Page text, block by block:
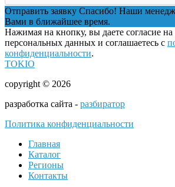
Отправить заявку Спасибо! Наши
Вами в ближайшее время.
Нажимая на кнопку, вы даете согласие на
персональных данных и соглашаетесь с
конфиденциальности.
TOKIO
copyright © 2026
разработка сайта - разбиратор
Политика конфиденциальности
Главная
Каталог
Регионы
Контакты